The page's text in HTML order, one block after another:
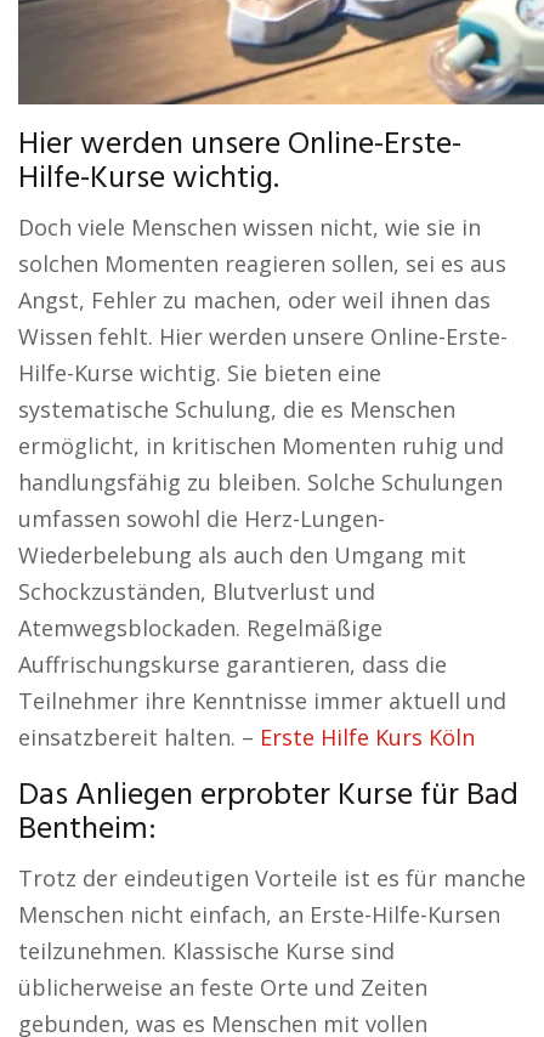
Hier werden unsere Online-Erste-
Hilfe-Kurse wichtig.
Doch viele Menschen wissen nicht, wie sie in
solchen Momenten reagieren sollen, sei es aus
Angst, Fehler zu machen, oder weil ihnen das
Wissen fehlt. Hier werden unsere Online-Erste-
Hilfe-Kurse wichtig. Sie bieten eine
systematische Schulung, die es Menschen
ermöglicht, in kritischen Momenten ruhig und
handlungsfähig zu bleiben. Solche Schulungen
umfassen sowohl die Herz-Lungen-
Wiederbelebung als auch den Umgang mit
Schockzuständen, Blutverlust und
Atemwegsblockaden. Regelmäßige
Auffrischungskurse garantieren, dass die
Teilnehmer ihre Kenntnisse immer aktuell und
einsatzbereit halten. – Erste Hilfe Kurs Köln
Das Anliegen erprobter Kurse für Bad
Bentheim:
Trotz der eindeutigen Vorteile ist es für manche
Menschen nicht einfach, an Erste-Hilfe-Kursen
teilzunehmen. Klassische Kurse sind
üblicherweise an feste Orte und Zeiten
gebunden, was es Menschen mit vollen